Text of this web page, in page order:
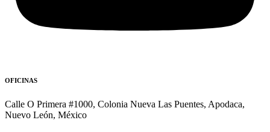
OFICINAS
Calle O Primera #1000, Colonia Nueva Las Puentes, Apodaca,
Nuevo León, México